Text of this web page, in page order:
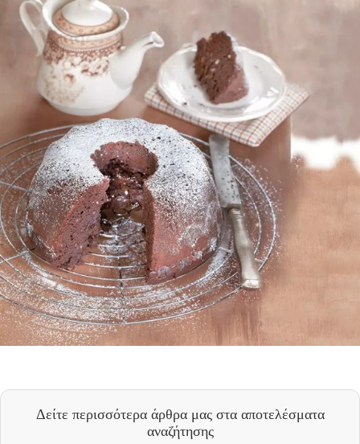
Δείτε περισσότερα άρθρα μας στα αποτελέσματα
αναζήτησης